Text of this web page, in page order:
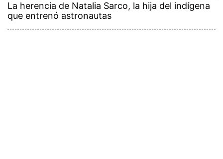
La herencia de Natalia Sarco, la hija del indígena
que entrenó astronautas